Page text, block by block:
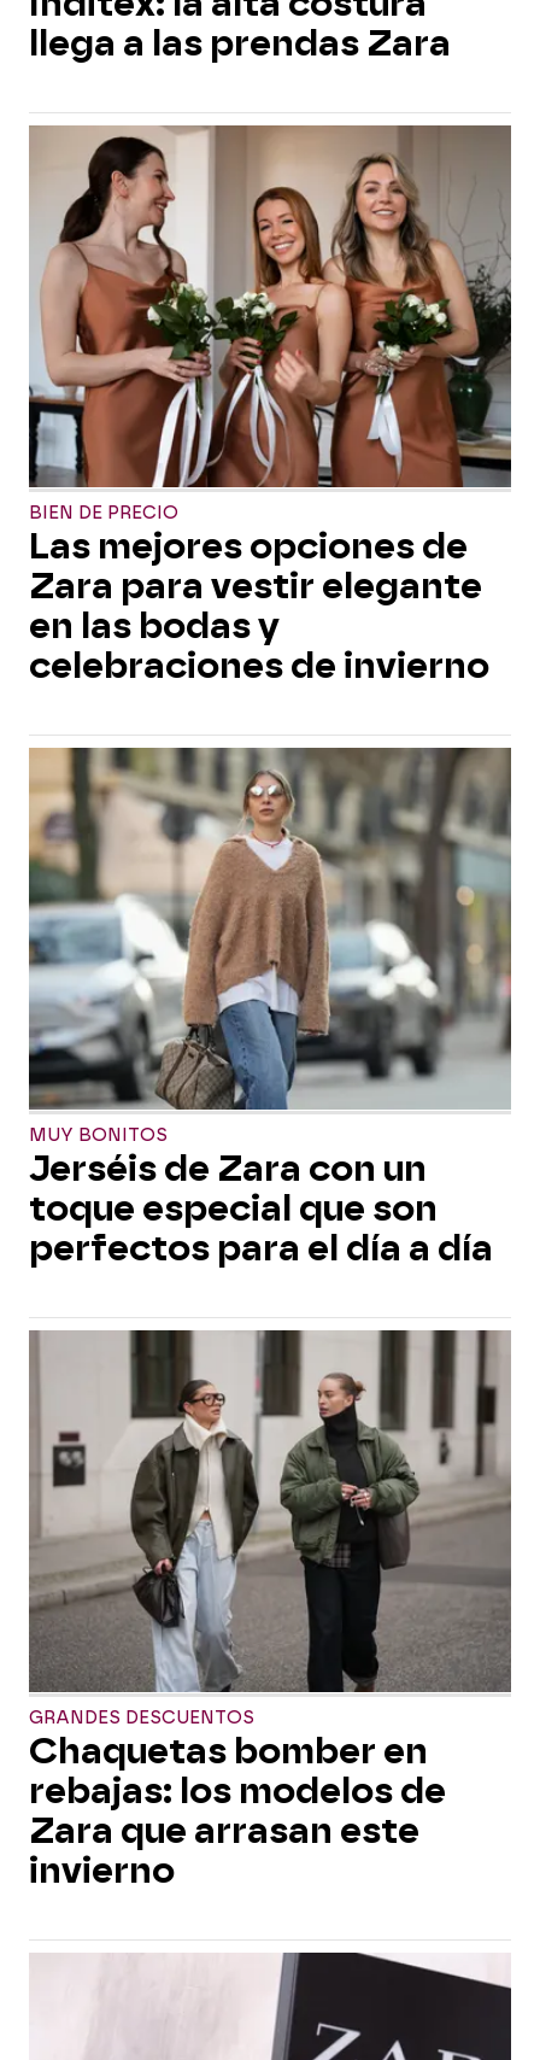
llega a las prendas Zara
BIEN DE PRECIO
Las mejores opciones de
Zara para vestir elegante
en las bodas y
celebraciones de invierno
MUY BONITOS
Jerséis de Zara con un
toque especial que son
perfectos para el día a día
GRANDES DESCUENTOS
Chaquetas bomber en
rebajas: los modelos de
Zara que arrasan este
invierno